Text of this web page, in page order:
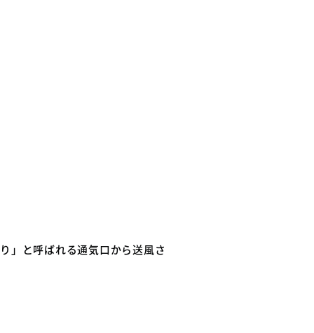
」と呼ばれる通気口から送風さ